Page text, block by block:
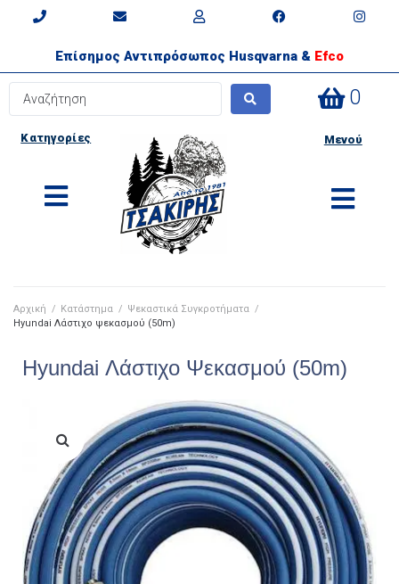
Επίσημος Αντιπρόσωπος Husqvarna & Efco
0
Κατηγορίες Μενού
Αρχική / Κατάστημα / Ψεκαστικά Συγκροτήματα /
Hyundai Λάστιχο ψεκασμού (50m)
Hyundai Λάστιχο Ψεκασμού (50m)